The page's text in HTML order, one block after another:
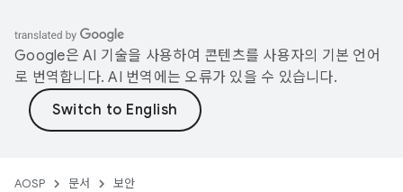
Google은 AI 기술을 사용하여 콘텐츠를 사용자의 기본 언어
로 번역합니다. AI 번역에는 오류가 있을 수 있습니다.
AOSP 문서 보안